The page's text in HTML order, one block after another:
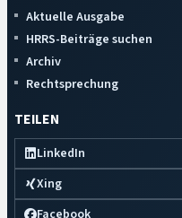
Aktuelle Ausgabe
HRRS-Beiträge suchen
Archiv
Rechtsprechung
TEILEN
LinkedIn
Xing
Facebook